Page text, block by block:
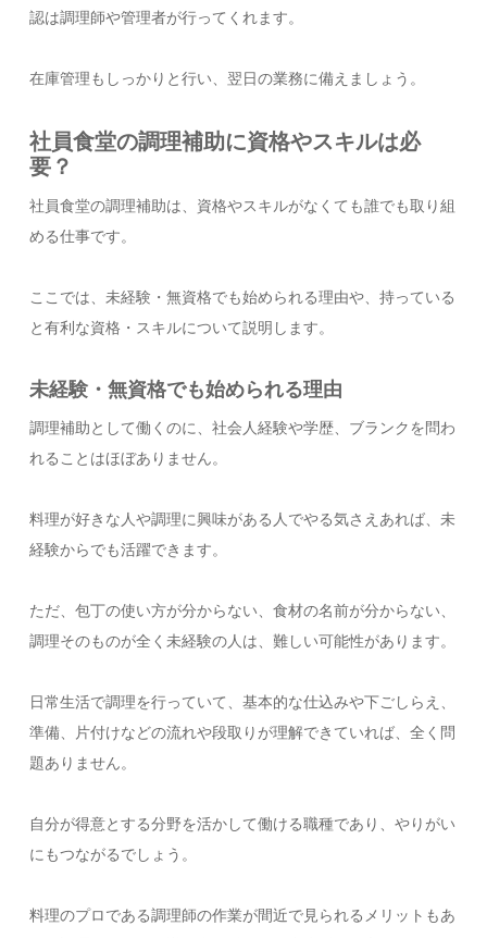
認は調理師や管理者が行ってくれます。
在庫管理もしっかりと行い、翌日の業務に備えましょう。
社員食堂の調理補助に資格やスキルは必
要？
社員食堂の調理補助は、資格やスキルがなくても誰でも取り組
める仕事です。
ここでは、未経験・無資格でも始められる理由や、持っている
と有利な資格・スキルについて説明します。
未経験・無資格でも始められる理由
調理補助として働くのに、社会人経験や学歴、ブランクを問わ
れることはほぼありません。
料理が好きな人や調理に興味がある人でやる気さえあれば、未
経験からでも活躍できます。
ただ、包丁の使い方が分からない、食材の名前が分からない、
調理そのものが全く未経験の人は、難しい可能性があります。
日常生活で調理を行っていて、基本的な仕込みや下ごしらえ、
準備、片付けなどの流れや段取りが理解できていれば、全く問
題ありません。
自分が得意とする分野を活かして働ける職種であり、やりがい
にもつながるでしょう。
料理のプロである調理師の作業が間近で見られるメリットもあ